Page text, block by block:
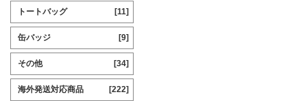
トートバッグ [11]
缶バッジ [9]
その他 [34]
海外発送対応商品 [222]